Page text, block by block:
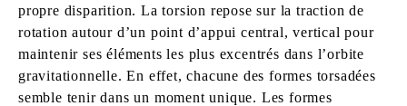
propre disparition. La torsion repose sur la traction de
rotation autour d’un point d’appui central, vertical pour
maintenir ses éléments les plus excentrés dans l’orbite
gravitationnelle. En effet, chacune des formes torsadées
semble tenir dans un moment unique. Les formes